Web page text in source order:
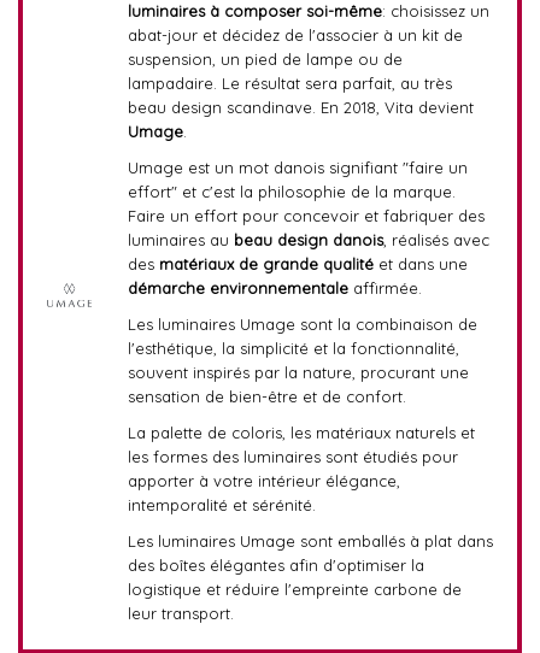
luminaires à composer soi-même: choisissez un
abat-jour et décidez de l'associer à un kit de
suspension, un pied de lampe ou de
lampadaire. Le résultat sera parfait, au très
beau design scandinave. En 2018, Vita devient
Umage.
Umage est un mot danois signifiant "faire un
effort" et c'est la philosophie de la marque.
Faire un effort pour concevoir et fabriquer des
luminaires au beau design danois, réalisés avec
des matériaux de grande qualitéet dans une
démarche environnementaleaffirmée.
Les luminaires Umage sont la combinaison de
l'esthétique, la simplicité et la fonctionnalité,
souvent inspirés par la nature, procurant une
sensation de bien-être et de confort.
La palette de coloris, les matériaux naturels et
les formes des luminaires sont étudiés pour
apporter à votre intérieur élégance,
intemporalité et sérénité.
Les luminaires Umage sont emballés à plat dans
des boîtes élégantes afin d'optimiser la
logistique et réduire l'empreinte carbone de
leur transport.